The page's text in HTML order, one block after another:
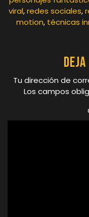
viral,redes sociales,
motion, técnicas
Tu dirección de
Los campos